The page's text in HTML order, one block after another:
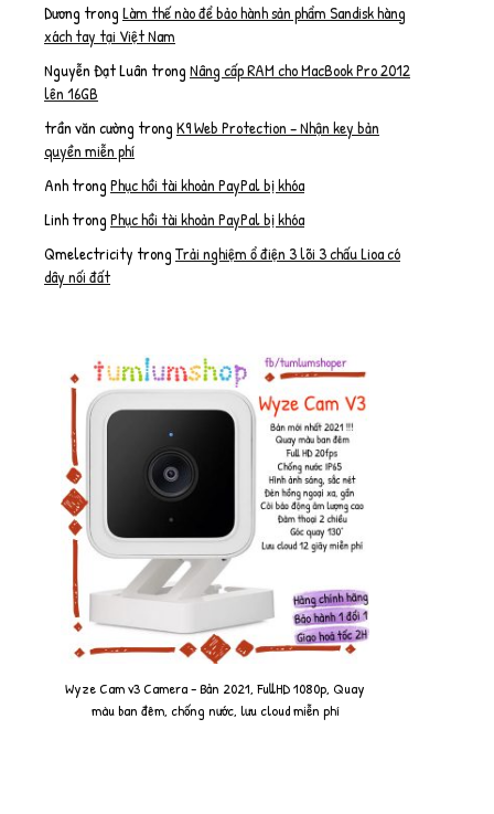
Dương trongLàm thế nào để bảo hành sản phẩm Sandisk hàng
xách tay tại Việt Nam
Nguyễn Đạt Luân trongNâng cấp RAM cho MacBook Pro 2012
lên 16GB
trần văn cường trongK9 Web Protection – Nhận key bản
quyền miễn phí
AnhtrongPhục hồi tài khoản PayPal bị khóa
LinhtrongPhục hồi tài khoản PayPal bị khóa
Qmelectricity trongTrải nghiệm ổ điện 3 lõi 3 chấu Lioa có
dây nối đất
Wyze Cam v3 Camera - Bản 2021, FullHD 1080p, Quay
màu ban đêm, chống nước, lưu cloud miễn phí